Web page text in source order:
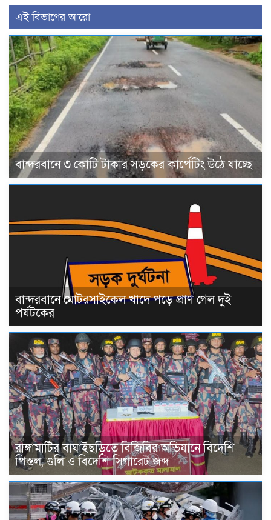
এই বিভাগের আরো
বান্দরবানে ৩ কোটি টাকার সড়কের কার্পেটিং উঠে যাচ্ছে
বান্দরবানে মোটরসাইকেল খাদে পড়ে প্রাণ গেল দুই
পর্যটকের
রাঙ্গামাটির বাঘাইছড়িতে বিজিবির অভিযানে বিদেশি
পিস্তল, গুলি ও বিদেশি সিগারেট জব্দ